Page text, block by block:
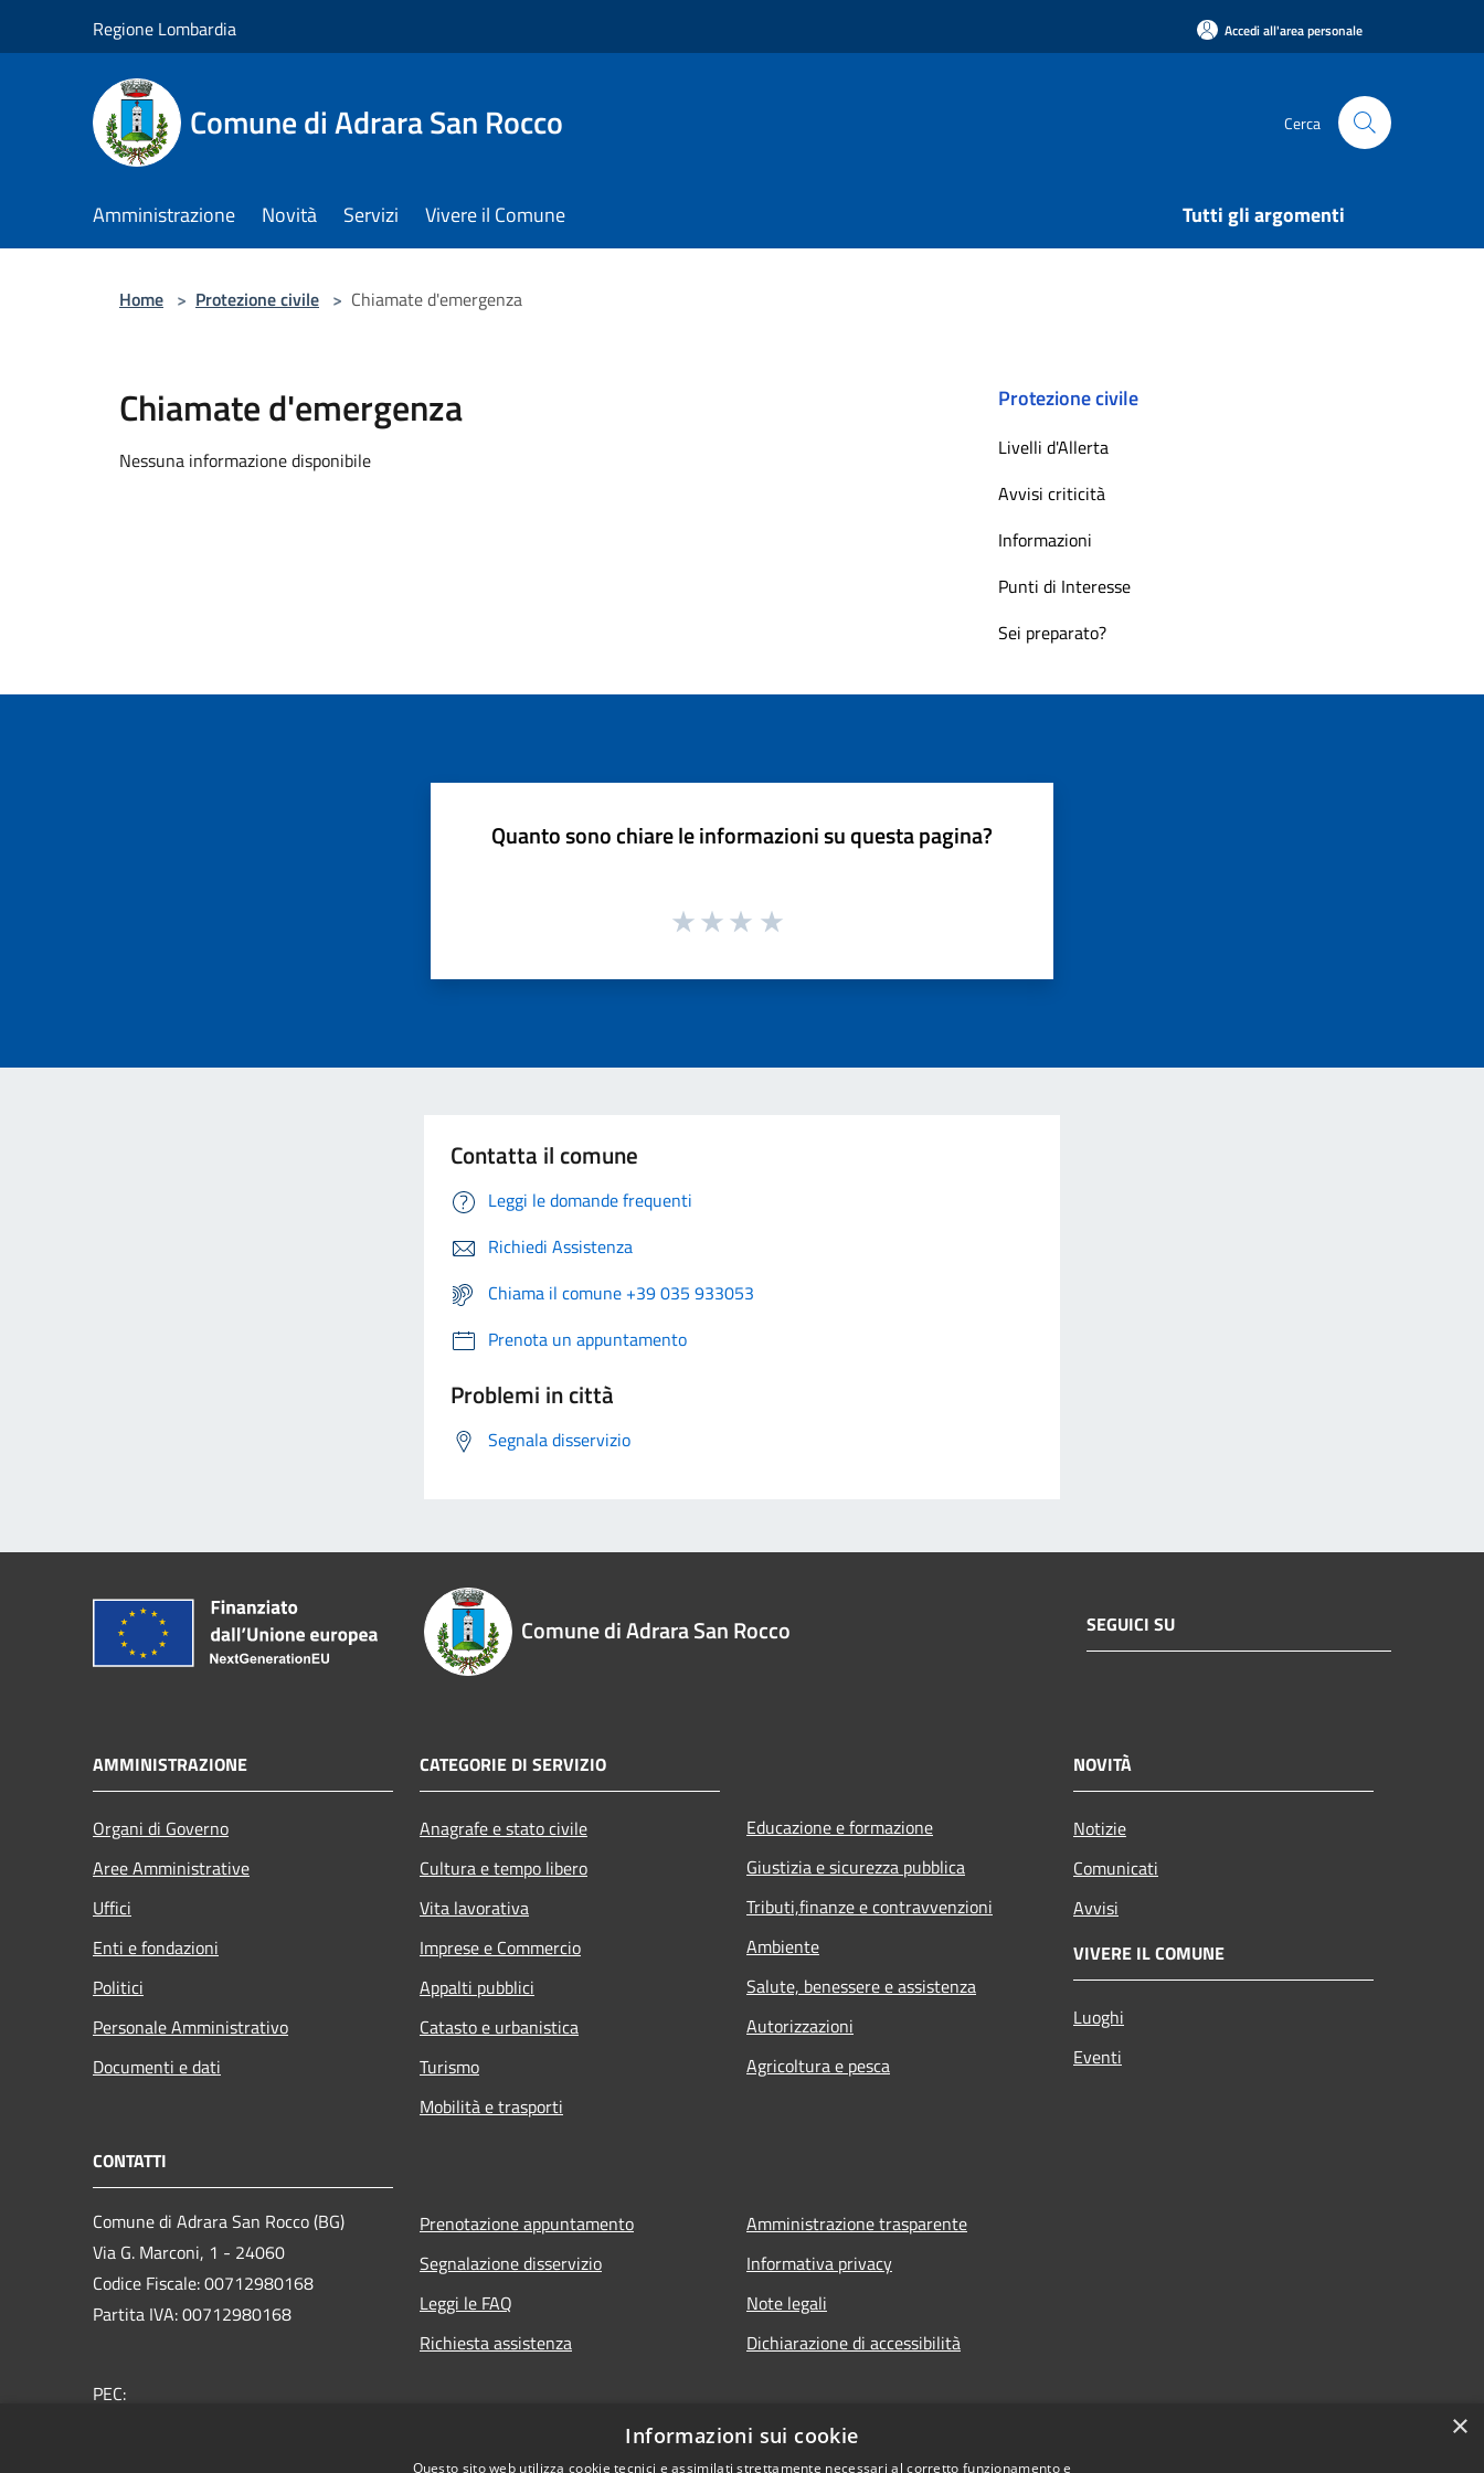
Regione Lombardia Accedi all'area personale
Comune di Adrara San Rocco Cerca
Amministrazione Novità Servizi Vivere il Comune Tutti gli argomenti
Home > Protezione civile > Chiamate d'emergenza
Chiamate d'emergenza
Nessuna informazione disponibile
Protezione civile
Livelli d'Allerta
Avvisi criticità
Informazioni
Punti di Interesse
Sei preparato?
Quanto sono chiare le informazioni su questa pagina?
Contatta il comune
Leggi le domande frequenti
Richiedi Assistenza
Chiama il comune +39 035 933053
Prenota un appuntamento
Problemi in città
Segnala disservizio
Comune di Adrara San Rocco SEGUICI SU
AMMINISTRAZIONE
Organi di Governo
Aree Amministrative
Uffici
Enti e fondazioni
Politici
Personale Amministrativo
Documenti e dati
CATEGORIE DI SERVIZIO
Anagrafe e stato civile
Cultura e tempo libero
Vita lavorativa
Imprese e Commercio
Appalti pubblici
Catasto e urbanistica
Turismo
Mobilità e trasporti
Educazione e formazione
Giustizia e sicurezza pubblica
Tributi,finanze e contravvenzioni
Ambiente
Salute, benessere e assistenza
Autorizzazioni
Agricoltura e pesca
NOVITÀ
Notizie
Comunicati
Avvisi
VIVERE IL COMUNE
Luoghi
Eventi
CONTATTI
Comune di Adrara San Rocco (BG)
Via G. Marconi, 1 - 24060
Codice Fiscale: 00712980168
Partita IVA: 00712980168
PEC:
Prenotazione appuntamento
Segnalazione disservizio
Leggi le FAQ
Richiesta assistenza
Amministrazione trasparente
Informativa privacy
Note legali
Dichiarazione di accessibilità
×
Informazioni sui cookie
Questo sito web utilizza cookie tecnici e assimilati strettamente necessari al corretto funzionamento e